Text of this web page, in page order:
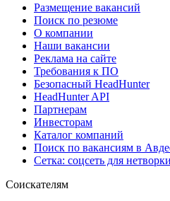
Размещение вакансий
Поиск по резюме
О компании
Наши вакансии
Реклама на сайте
Требования к ПО
Безопасный HeadHunter
HeadHunter API
Партнерам
Инвесторам
Каталог компаний
Поиск по вакансиям в
Сетка: соцсеть для
Соискателям